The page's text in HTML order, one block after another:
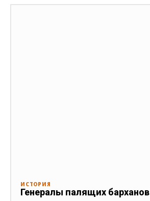
ИСТОРИЯ
Генералы палящих барханов